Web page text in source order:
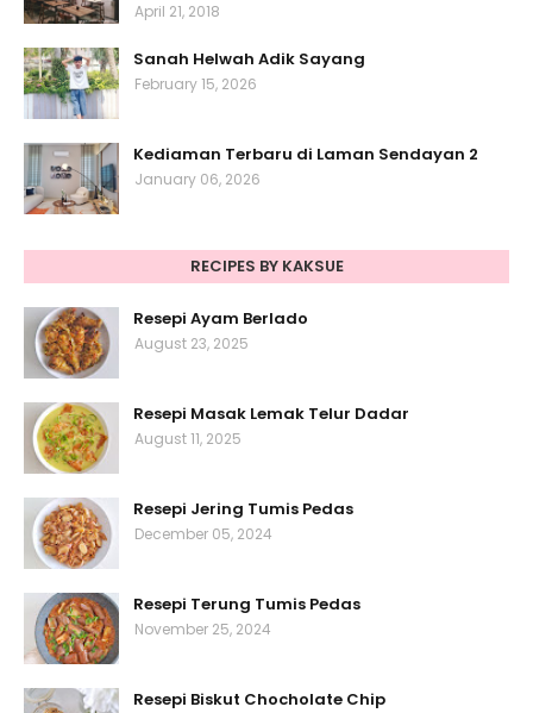
April 21, 2018
Sanah Helwah Adik Sayang
February 15, 2026
Kediaman Terbaru di Laman Sendayan 2
January 06, 2026
RECIPES BY KAKSUE
Resepi Ayam Berlado
August 23, 2025
Resepi Masak Lemak Telur Dadar
August 11, 2025
Resepi Jering Tumis Pedas
December 05, 2024
Resepi Terung Tumis Pedas
November 25, 2024
Resepi Biskut Chocholate Chip